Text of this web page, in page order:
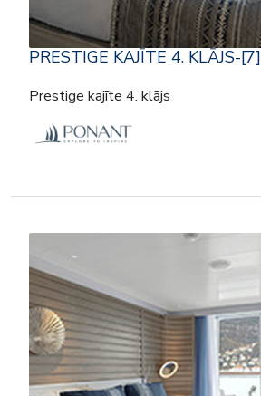
PRESTIGE KAJĪTE 4. KLĀJS-[7]
Prestige kajīte 4. klājs